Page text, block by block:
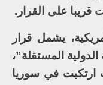
على القرار.
يشمل قرار
المستقلة”،
في سوريا